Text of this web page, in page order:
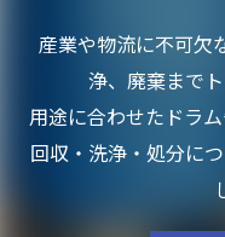
産業や物流に不可欠
浄、廃棄まで
用途に合わせたドラ
回収・洗浄・処分に